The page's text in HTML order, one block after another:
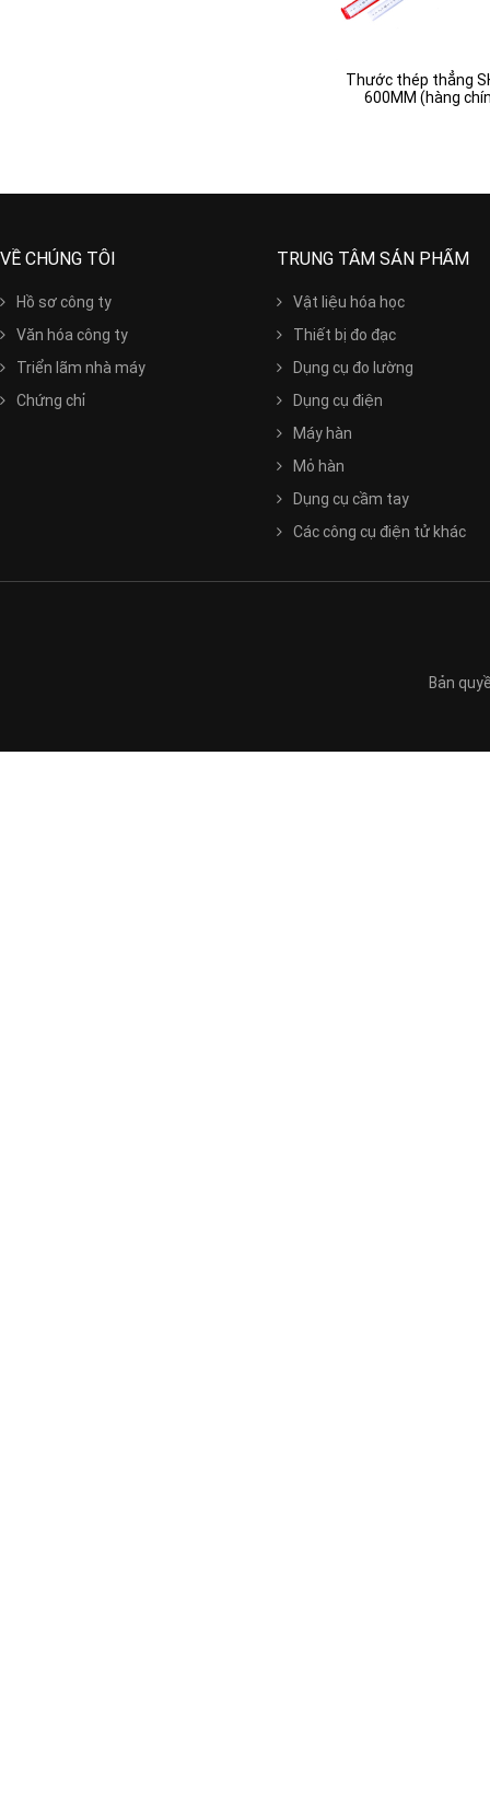
Thước thép thẳng
600MM (hàng
VỀ CHÚNG TÔI
Hồ sơ công ty
Văn hóa công ty
Triển lãm nhà máy
Chứng chỉ
TRUNG TÂM SẢN PHẨM
Vật liệu hóa học
Thiết bị đo đạc
Dụng cụ đo lường
Dụng cụ điện
Máy hàn
Mỏ hàn
Dụng cụ cầm tay
Các công cụ điện tử khác
Bản